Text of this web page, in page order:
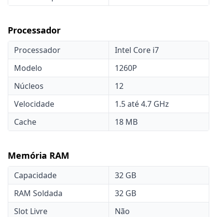
Processador
Processador
Intel Core i7
Modelo
1260P
Núcleos
12
Velocidade
1.5 até 4.7 GHz
Cache
18 MB
Memória RAM
Capacidade
32 GB
RAM Soldada
32 GB
Slot Livre
Não